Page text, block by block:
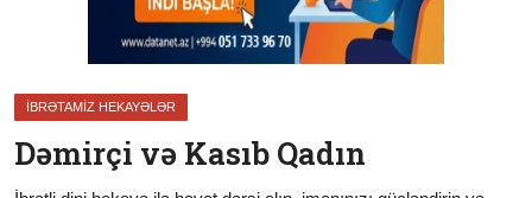
Ünsiyyət (ÇAT)
Məqalələr
Quran və Təfsir
İBRƏTAMIZ HEKAYƏLƏR
Dəmirçi və Kasıb Qadın